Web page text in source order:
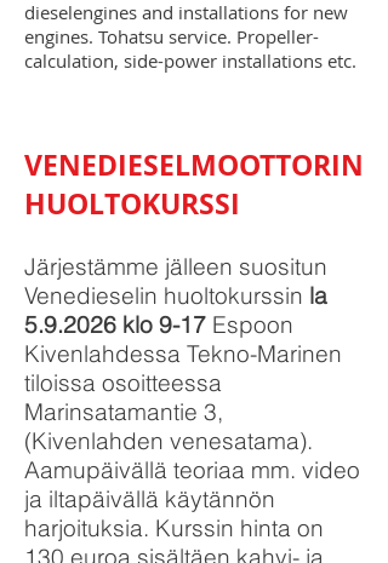
dieselengines and installations for new
engines. Tohatsu service. Propeller-
calculation, side-power installations etc.
VENEDIESELMOOTTORIN
HUOLTOKURSSI
Järjestämme jälleen suositun
Venedieselin huoltokurssin la
5.9.2026 klo 9-17 Espoon
Kivenlahdessa Tekno-Marinen
tiloissa osoitteessa
Marinsatamantie 3,
(Kivenlahden venesatama).
Aamupäivällä teoriaa mm. video
ja iltapäivällä käytännön
harjoituksia. Kurssin hinta on
130 euroa sisältäen kahvi- ja